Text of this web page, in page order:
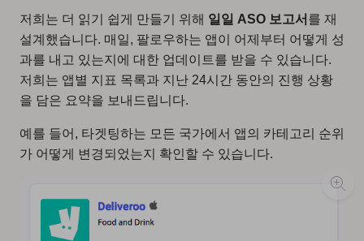
저희는 더 읽기 쉽게 만들기 위해 일일 ASO 보고서 를 재
설계했습니다. 매일, 팔로우하는 앱이 어제부터 어떻게 성
과를 내고 있는지에 대한 업데이트를 받을 수 있습니다.
저희는 앱별 지표 목록과 지난 24시간 동안의 진행 상황
을 담은 요약을 보내드립니다.
예를 들어, 타겟팅하는 모든 국가에서 앱의 카테고리 순위
가 어떻게 변경되었는지 확인할 수 있습니다.